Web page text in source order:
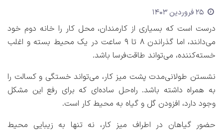
25 فروردین 1403
درست است که بسیاری از کارمندان، محل کار را خانه دوم خود
می‌دانند، اما گذراندن 8 تا 9 ساعت در یک محیط بسته و اغلب
خسته‌کننده، می‌تواند طاقت‌فرسا باشد.
نشستن طولانی‌مدت پشت میز کار، می‌تواند خستگی و کسالت را
به همراه داشته باشد. راه‌حل ساده‌ای که برای رفع این مشکل
وجود دارد، افزودن گل و گیاه به محیط کار است.
حضور گیاهان در اطراف میز کار، نه تنها به زیبایی محیط